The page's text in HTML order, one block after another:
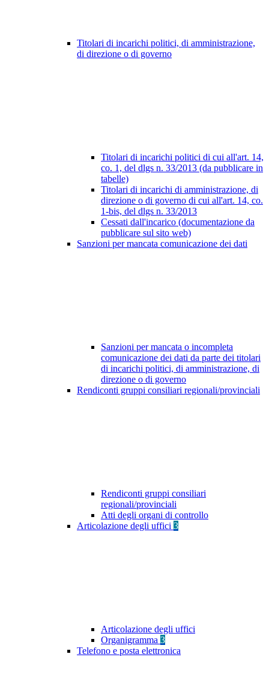
Titolari di incarichi politici, di amministrazione,
di direzione o di governo
Titolari di incarichi politici di cui all'art. 14,
co. 1, del dlgs n. 33/2013 (da pubblicare in
tabelle)
Titolari di incarichi di amministrazione, di
direzione o di governo di cui all'art. 14, co.
1-bis, del dlgs n. 33/2013
Cessati dall'incarico (documentazione da
pubblicare sul sito web)
Sanzioni per mancata comunicazione dei dati
Sanzioni per mancata o incompleta
comunicazione dei dati da parte dei titolari
di incarichi politici, di amministrazione, di
direzione o di governo
Rendiconti gruppi consiliari regionali/provinciali
Rendiconti gruppi consiliari
regionali/provinciali
Atti degli organi di controllo
Articolazione degli uffici 3
Articolazione degli uffici
Organigramma 3
Telefono e posta elettronica